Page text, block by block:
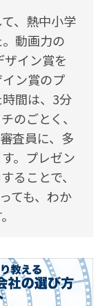
、熱中小学
動画力の
イン賞を
ン賞のプ
間は、3分
のごとく、
査員に、多
。プレゼン
ることで、
ても、わか